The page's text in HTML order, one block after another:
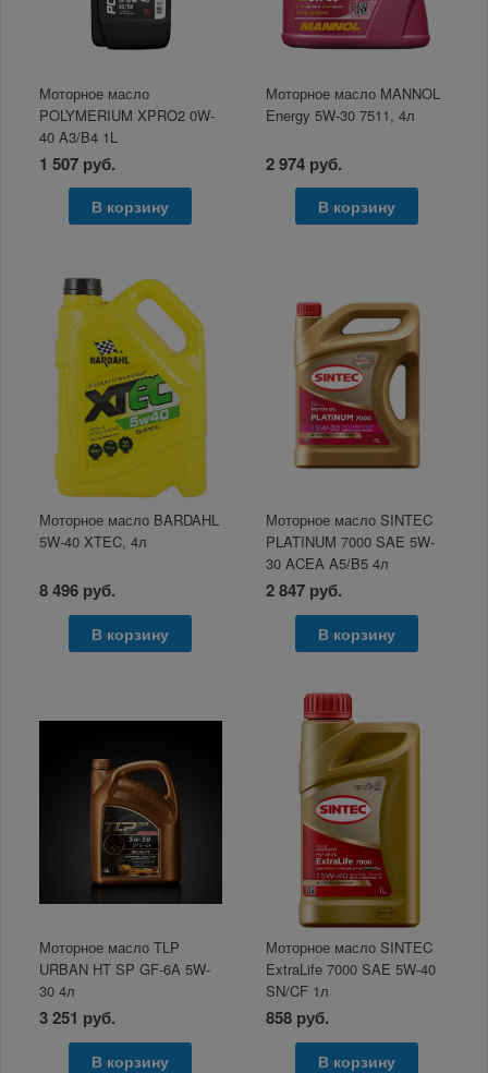
Моторное масло
POLYMERIUM XPRO2 0W-
40 A3/B4 1L
1 507 руб.
В корзину
Моторное масло MANNOL
Energy 5W-30 7511, 4л
2 974 руб.
В корзину
Моторное масло BARDAHL
5W-40 XTEC, 4л
8 496 руб.
В корзину
Моторное масло SINTEC
PLATINUM 7000 SAE 5W-
30 ACEA A5/B5 4л
2 847 руб.
В корзину
Моторное масло TLP
URBAN HT SP GF-6A 5W-
30 4л
3 251 руб.
В корзину
Моторное масло SINTEC
ExtraLife 7000 SAE 5W-40
SN/CF 1л
858 руб.
В корзину